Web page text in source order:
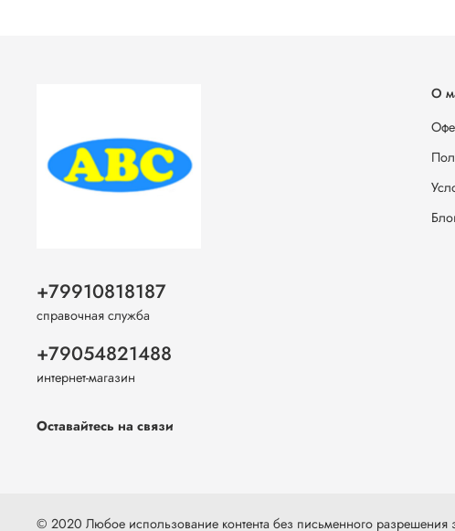
О
+79910818187
справочная служба
+79054821488
интернет-магазин
Оставайтесь на связи
© 2020 Любое использование контента без письменного разрешения